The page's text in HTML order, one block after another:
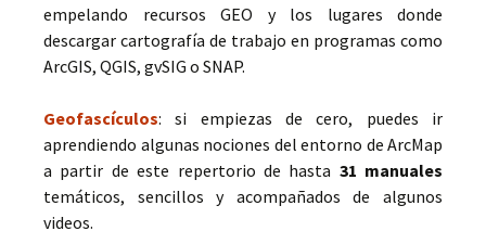
empelando recursos GEO y los lugares donde
descargar cartografía de trabajo en programas como
ArcGIS, QGIS, gvSIG o SNAP.
Geofascículos: si empiezas de cero, puedes ir
aprendiendo algunas nociones del entorno de ArcMap
a partir de este repertorio de hasta 31 manuales
temáticos, sencillos y acompañados de algunos
videos.